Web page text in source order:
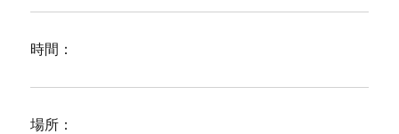
時間：
場所：